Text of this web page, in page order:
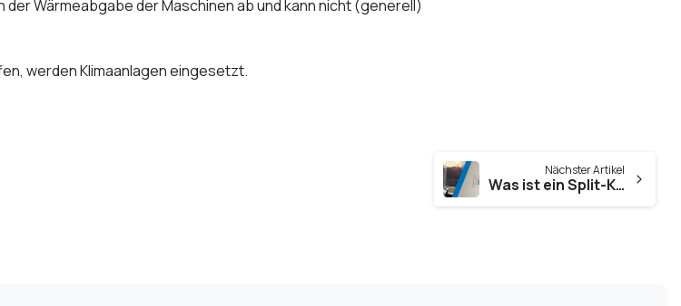
der Wärmeabgabe der Maschinen ab und kann nicht (generell)
werden Klimaanlagen eingesetzt.
Nächster Artikel
Was ist ein Split-Klimagerät?